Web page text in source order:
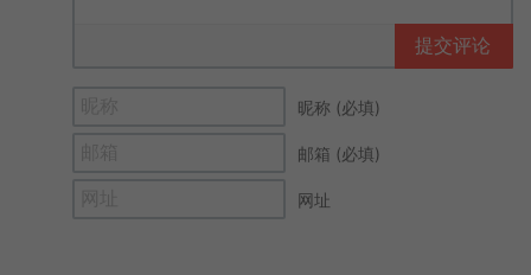
提交评论
昵称 (必填)
邮箱 (必填)
网址